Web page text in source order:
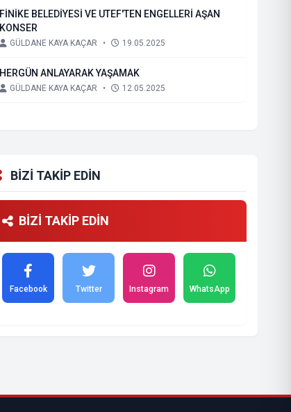
FİNİKE BELEDİYESİ VE UTEF'TEN ENGELLERİ AŞAN
KONSER
GÜLDANE KAYA KAÇAR • 19.05.2025
HERGÜN ANLAYARAK YAŞAMAK
GÜLDANE KAYA KAÇAR • 12.05.2025
BİZİ TAKİP EDİN
BİZİ TAKİP EDİN
Facebook Twitter Instagram WhatsApp